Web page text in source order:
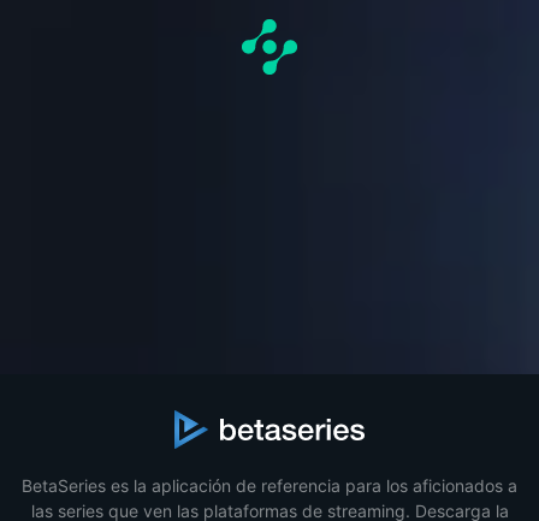
BetaSeries es la aplicación de referencia para los aficionados a
las series que ven las plataformas de streaming. Descarga la